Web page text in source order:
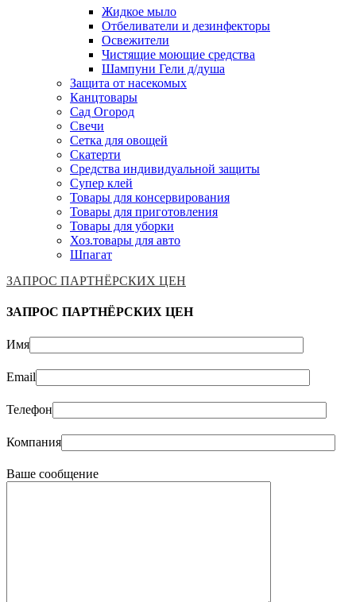
Жидкое мыло
Отбеливатели и дезинфекторы
Освежители
Чистящие моющие средства
Шампуни Гели д/душа
Защита от насекомых
Канцтовары
Сад Огород
Свечи
Сетка для овощей
Скатерти
Средства индивидуальной защиты
Супер клей
Товары для консервирования
Товары для приготовления
Товары для уборки
Хоз.товары для авто
Шпагат
ЗАПРОС ПАРТНЁРСКИХ ЦЕН
ЗАПРОС ПАРТНЁРСКИХ ЦЕН
Имя
Email
Телефон
Компания
Ваше сообщение